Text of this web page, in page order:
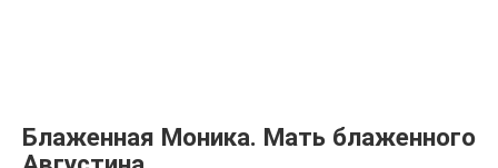
Блаженная Моника. Мать блаженного